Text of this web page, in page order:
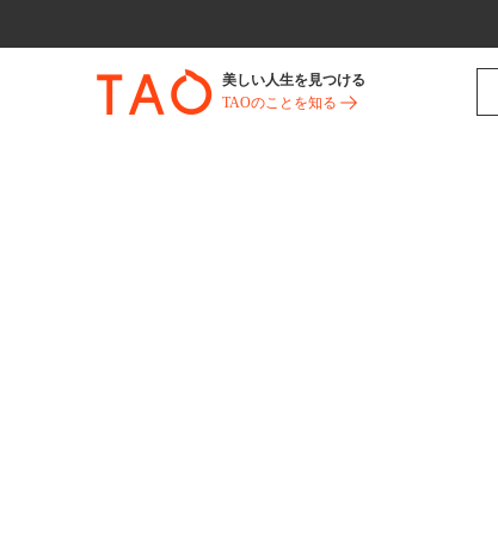
美しい人生を見つける
TAOのことを知る